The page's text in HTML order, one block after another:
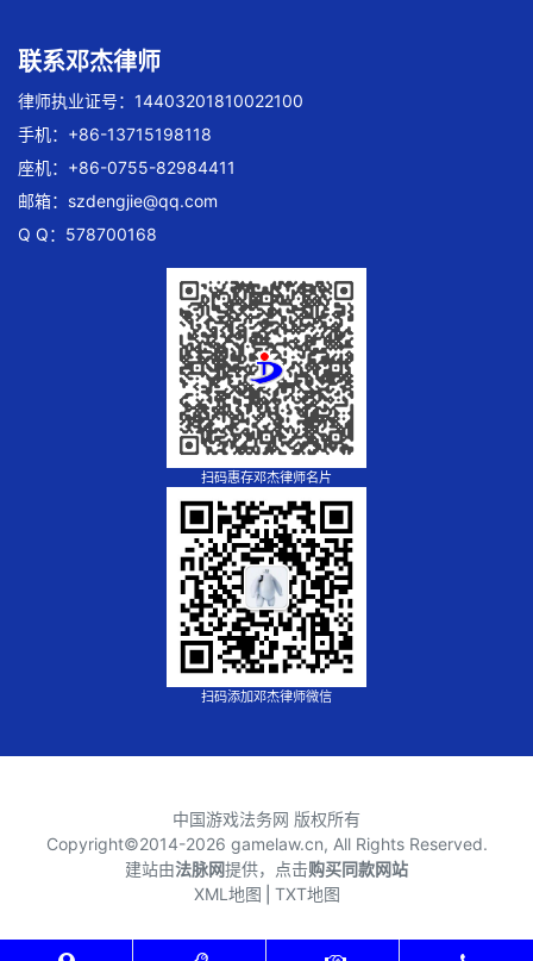
联系邓杰律师
律师执业证号：14403201810022100
手机：+86-13715198118
座机：+86-0755-82984411
邮箱： szdengjie@qq.com
Q Q：578700168
扫码惠存邓杰律师名片
扫码添加邓杰律师微信
中国游戏法务网 版权所有
Copyright©2014-2026 gamelaw.cn, All Rights Reserved.
建站由法脉网提供，点击购买同款网站
XML地图 TXT地图